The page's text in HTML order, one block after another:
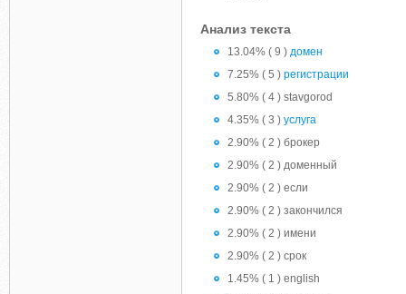
Анализ текста
13.04% ( 9 ) домен
7.25% ( 5 ) регистрации
5.80% ( 4 ) stavgorod
4.35% ( 3 ) услуга
2.90% ( 2 ) брокер
2.90% ( 2 ) доменный
2.90% ( 2 ) если
2.90% ( 2 ) закончился
2.90% ( 2 ) имени
2.90% ( 2 ) срок
1.45% ( 1 ) english